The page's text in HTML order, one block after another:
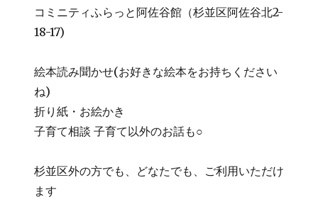
コミニティふらっと阿佐谷館（杉並区阿佐谷北2-
18-17)
絵本読み聞かせ(お好きな絵本をお持ちください
ね)
折り紙・お絵かき
子育て相談 子育て以外のお話も○
杉並区外の方でも、どなたでも、ご利用いただけ
ます